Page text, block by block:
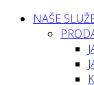
NAŠE